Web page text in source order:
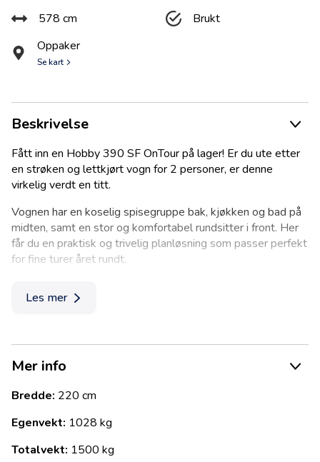
578 cm
Brukt
Oppaker
Se kart
Beskrivelse
Fått inn en Hobby 390 SF OnTour på lager! Er du ute etter
en strøken og lettkjørt vogn for 2 personer, er denne
virkelig verdt en titt.
Vognen har en koselig spisegruppe bak, kjøkken og bad på
midten, samt en stor og komfortabel rundsitter i front. Her
får du en praktisk og trivelig planløsning som passer perfekt
for fine turer året rundt.
her ser du at den er tatt godt vare på.
våre selgere hos Tekno Maskin AS. Vi er også behjelpelige
med finansiering fra 0 kr egenkapital.
Velkommen til en hyggelig handel!
Les mer
Mer info
Bredde: 220 cm
Egenvekt: 1028 kg
Totalvekt: 1500 kg